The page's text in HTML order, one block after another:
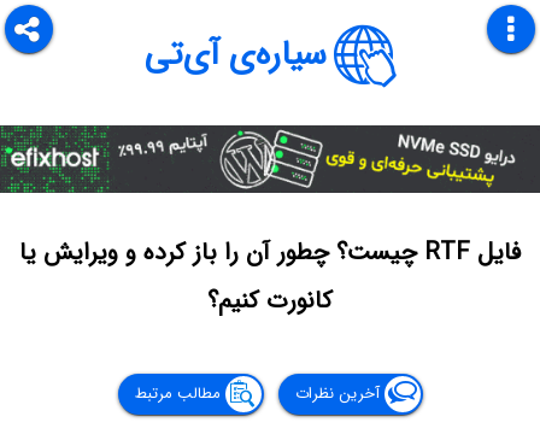
سیاره‌ی آی‌تی
فایل RTF چیست؟ چطور آن را باز کرده و ویرایش یا
کانورت کنیم؟
آخرین نظرات مطالب مرتبط